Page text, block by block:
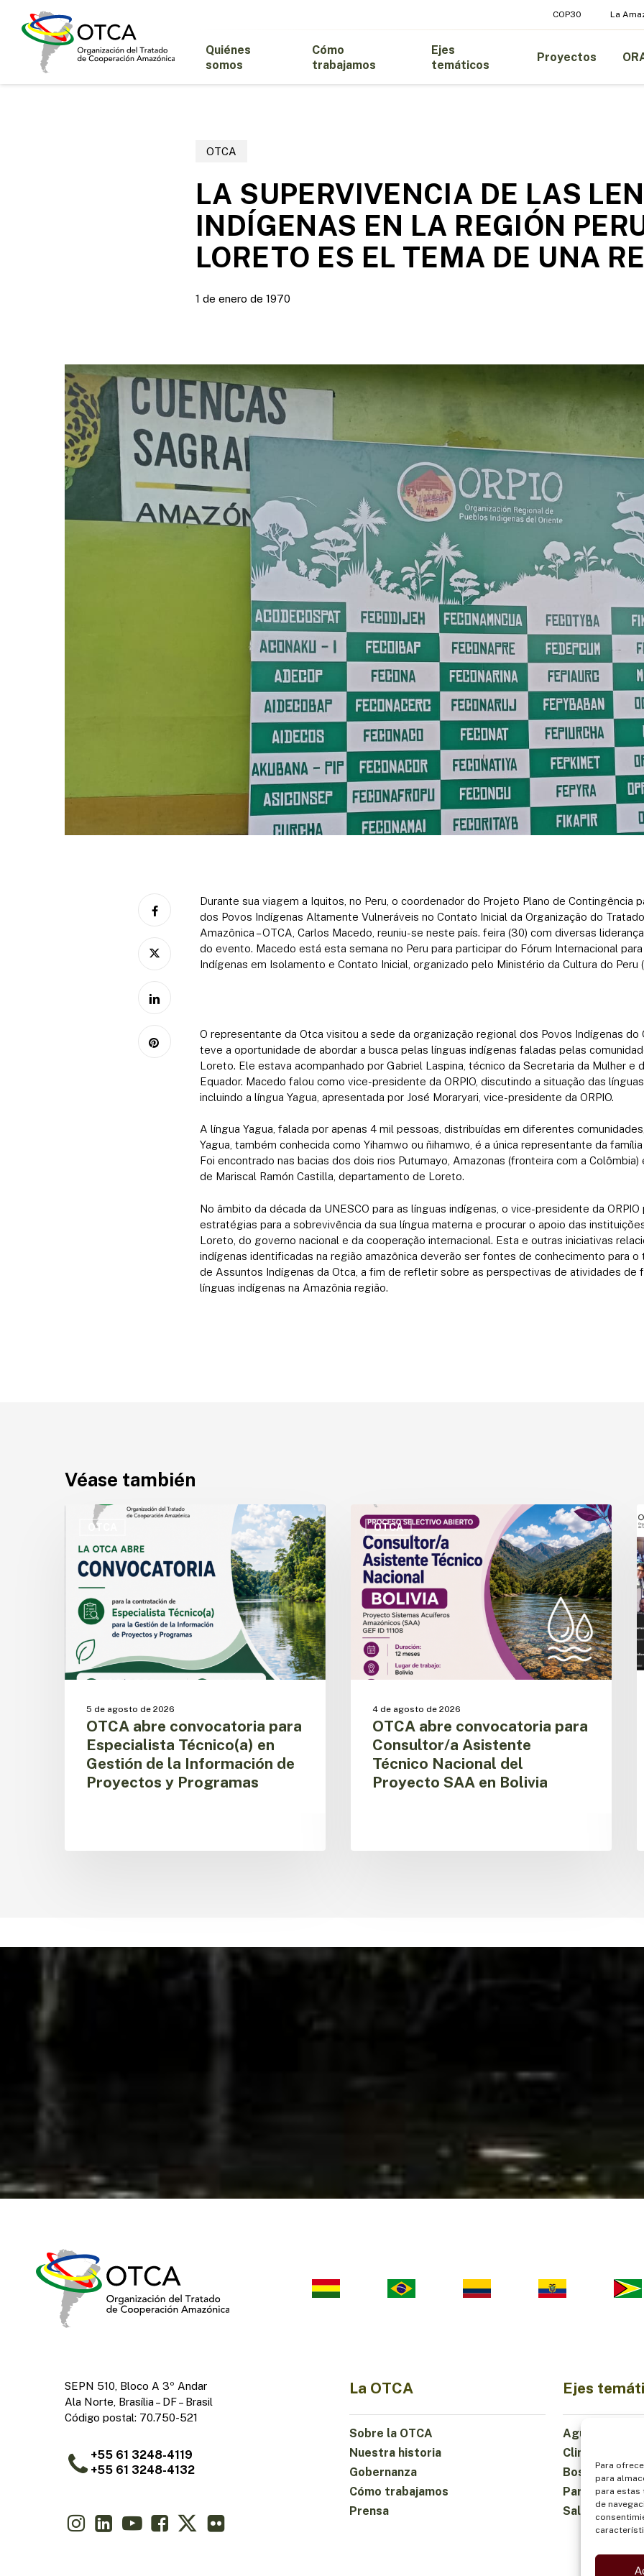
Para
para
para estas
de
COP30 La
Presione enter para buscar o ESC para cerrar
Quiénes
somos
Cómo
trabajamos
Ejes
temáticos
Proyectos
OTCA
LA SUPERVIVENCIA DE LAS
INDÍGENAS EN LA REGIÓN
LORETO ES EL TEMA DE UNA
1 de enero de 1970
Durante sua viagem a Iquitos, no Peru, o coordenador do Projeto Plano de Contingência
dos Povos Indígenas Altamente Vulneráveis ​​no Contato Inicial da Organização do
Amazônica – OTCA, Carlos Macedo, reuniu-se neste país. feira (30) com diversas
do evento. Macedo está esta semana no Peru para participar do Fórum Internacional
Indígenas em Isolamento e Contato Inicial, organizado pelo Ministério da Cultura do Peru
O representante da Otca visitou a sede da organização regional dos Povos Indígenas do
teve a oportunidade de abordar a busca pelas línguas indígenas faladas pelas
Loreto. Ele estava acompanhado por Gabriel Laspina, técnico da Secretaria da Mulher e
Equador. Macedo falou como vice-presidente da ORPIO, discutindo a situação das
incluindo a língua Yagua, apresentada por José Moraryari, vice-presidente da ORPIO.
A língua Yagua, falada por apenas 4 mil pessoas, distribuídas em diferentes
Yagua, também conhecida como Yihamwo ou ñihamwo, é a única representante da
Foi encontrado nas bacias dos dois rios Putumayo, Amazonas (fronteira com a Colômbia)
de Mariscal Ramón Castilla, departamento de Loreto.
No âmbito da década da UNESCO para as línguas indígenas, o vice-presidente da
estratégias para a sobrevivência da sua língua materna e procurar o apoio das
Loreto, do governo nacional e da cooperação internacional. Esta e outras iniciativas
indígenas identificadas na região amazônica deverão ser fontes de conhecimento para o
de Assuntos Indígenas da Otca, a fim de refletir sobre as perspectivas de atividades de
línguas indígenas na Amazônia região.
Véase también
OTCA
OTCA
convocatoria
para
Especialista
Técnico(a)
Gestión
Información
Programas
5 de agosto de 2026
OTCA abre convocatoria para
Especialista Técnico(a) en
Gestión de la Información de
Proyectos y Programas
OTCA
OTCA
abre
convocatoria
para
Consultor/a
Asistente
Técnico
Nacional
del
Proyecto
SAA
4 de agosto de 2026
OTCA abre convocatoria para
Consultor/a Asistente
Técnico Nacional del
Proyecto SAA en Bolivia
SEPN 510, Bloco A 3º Andar
Ala Norte, Brasília – DF – Brasil
Código postal: 70.750-521
+55 61 3248-4119
+55 61 3248-4132
La OTCA
Sobre la OTCA
Nuestra historia
Gobernanza
Cómo trabajamos
Prensa
Ejes
Agua
Clima
Bosques y
Participación
Salud y